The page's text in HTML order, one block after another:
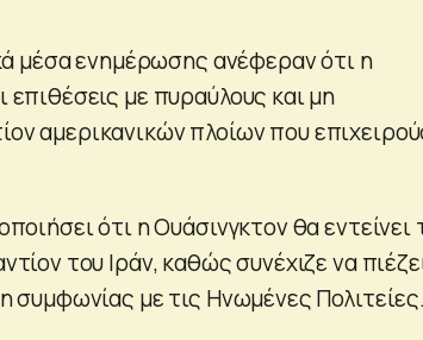
μέσα ενημέρωσης ανέφεραν ότι η
με πυραύλους και μη
αμερικανικών πλοίων που
ότι η Ουάσινγκτον θα εντείνει
του Ιράν, καθώς συνέχιζε να
συμφωνίας με τις Ηνωμένες